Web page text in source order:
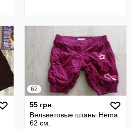
62
55 грн
Вельветовые штаны Hema
62 см.